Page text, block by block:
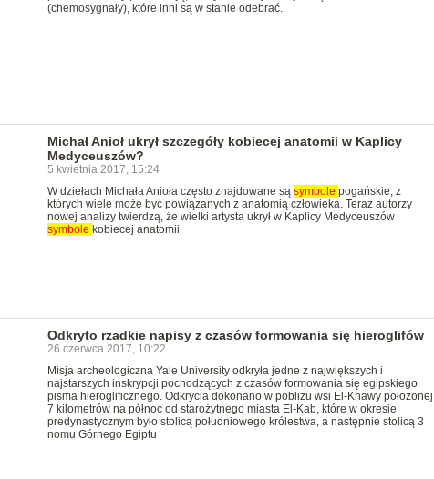
(chemosygnały), które inni są w stanie odebrać.
Michał Anioł ukrył szczegóły kobiecej anatomii w Kaplicy
Medyceuszów?
5 kwietnia 2017, 15:24
W dziełach Michała Anioła często znajdowane są symbole pogańskie, z
których wiele może być powiązanych z anatomią człowieka. Teraz autorzy
nowej analizy twierdzą, że wielki artysta ukrył w Kaplicy Medyceuszów
symbole kobiecej anatomii
Odkryto rzadkie napisy z czasów formowania się hieroglifów
26 czerwca 2017, 10:22
Misja archeologiczna Yale University odkryła jedne z największych i
najstarszych inskrypcji pochodzących z czasów formowania się egipskiego
pisma hieroglificznego. Odkrycia dokonano w pobliżu wsi El-Khawy położonej
7 kilometrów na północ od starożytnego miasta El-Kab, które w okresie
predynastycznym było stolicą południowego królestwa, a następnie stolicą 3
nomu Górnego Egiptu